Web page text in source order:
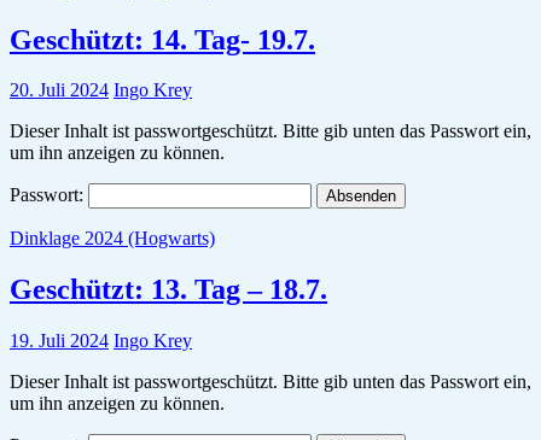
Geschützt: 14. Tag- 19.7.
20. Juli 2024 Ingo Krey
Dieser Inhalt ist passwortgeschützt. Bitte gib unten das Passwort ein,
um ihn anzeigen zu können.
Passwort:
Dinklage 2024 (Hogwarts)
Geschützt: 13. Tag – 18.7.
19. Juli 2024 Ingo Krey
Dieser Inhalt ist passwortgeschützt. Bitte gib unten das Passwort ein,
um ihn anzeigen zu können.